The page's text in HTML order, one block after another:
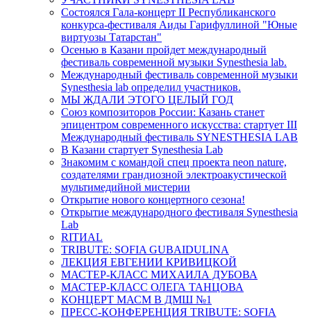
Состоялся Гала-концерт II Республиканского
конкурса-фестиваля Аиды Гарифуллиной "Юные
виртуозы Татарстан"
Осенью в Казани пройдет международный
фестиваль современной музыки Synesthesia lab.
Международный фестиваль современной музыки
Synesthesia lab определил участников.
МЫ ЖДАЛИ ЭТОГО ЦЕЛЫЙ ГОД
Союз композиторов России: Казань станет
эпицентром современного искусства: стартует III
Международный фестиваль SYNESTHESIA LAB
В Казани стартует Synesthesia Lab
Знакомим с командой спец проекта neon nature,
создателями грандиозной электроакустической
мультимедийной мистерии
Открытие нового концертного сезона!
Открытие международного фестиваля Synesthesia
Lab
RITИAL
TRIBUTE: SOFIA GUBAIDULINA
ЛЕКЦИЯ ЕВГЕНИИ КРИВИЦКОЙ
МАСТЕР-КЛАСС МИХАИЛА ДУБОВА
МАСТЕР-КЛАСС ОЛЕГА ТАНЦОВА
КОНЦЕРТ МАСМ В ДМШ №1
ПРЕСС-КОНФЕРЕНЦИЯ TRIBUTE: SOFIA